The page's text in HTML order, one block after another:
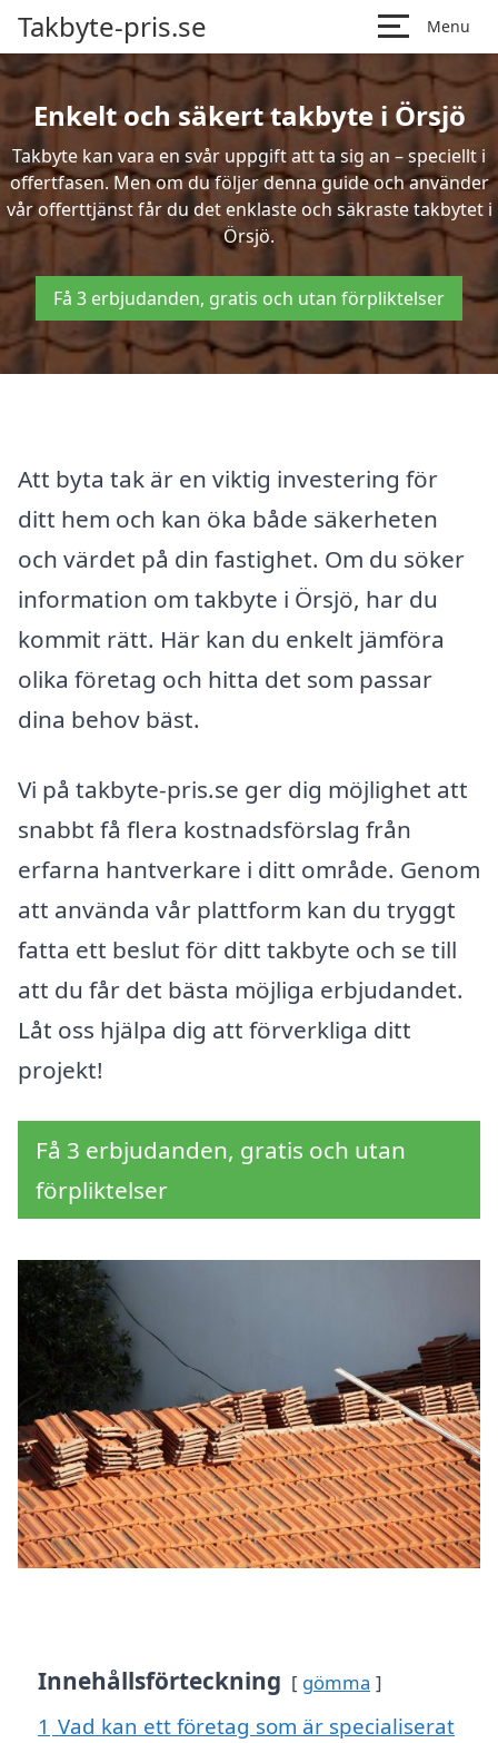
Takbyte-pris.se Menu
Enkelt och säkert takbyte i Örsjö
Takbyte kan vara en svår uppgift att ta sig an – speciellt i
offertfasen. Men om du följer denna guide och använder
vår offerttjänst får du det enklaste och säkraste takbytet i
Örsjö.
Få 3 erbjudanden, gratis och utan förpliktelser
Att byta tak är en viktig investering för
ditt hem och kan öka både säkerheten
och värdet på din fastighet. Om du söker
information om takbyte i Örsjö, har du
kommit rätt. Här kan du enkelt jämföra
olika företag och hitta det som passar
dina behov bäst.
Vi på takbyte-pris.se ger dig möjlighet att
snabbt få flera kostnadsförslag från
erfarna hantverkare i ditt område. Genom
att använda vår plattform kan du tryggt
fatta ett beslut för ditt takbyte och se till
att du får det bästa möjliga erbjudandet.
Låt oss hjälpa dig att förverkliga ditt
projekt!
Få 3 erbjudanden, gratis och utan
förpliktelser
Innehållsförteckning gömma
1 Vad kan ett företag som är specialiserat